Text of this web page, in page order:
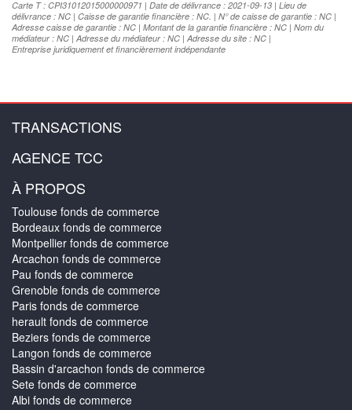
Carte T : CPI31012015000000971 | Date de délivrance : 2021-09-13 | Lieu de
délivrance : NC | Caisse de garantie financière : NC. | N° de caisse de garantie : NC |
Adresse caisse de garantie : NC | Montant de la garantie financière : NC | Nom du
médiateur : NC | Adresse du médiateur : NC | Adresse du site : NC |
Entreprise juridiquement et financièrement indépendante
TRANSACTIONS
AGENCE TCC
À PROPOS
Toulouse fonds de commerce
Bordeaux fonds de commerce
Montpellier fonds de commerce
Arcachon fonds de commerce
Pau fonds de commerce
Grenoble fonds de commerce
Paris fonds de commerce
herault fonds de commerce
Beziers fonds de commerce
Langon fonds de commerce
Bassin d'arcachon fonds de commerce
Sete fonds de commerce
Albi fonds de commerce